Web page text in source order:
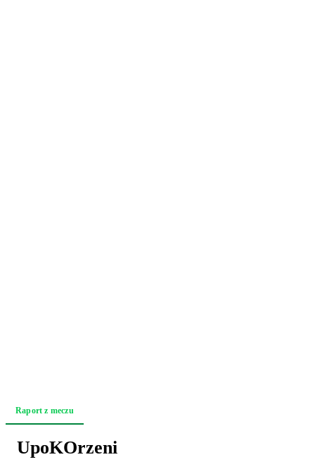
Raport z meczu
UpoKOrzeni